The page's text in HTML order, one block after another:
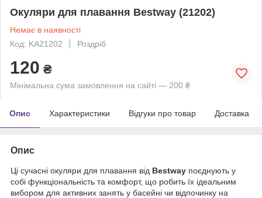
Окуляри для плавання Bestway (21202)
Немає в наявності
Код: KA21202
Роздріб
120 ₴
Мінімальна сума замовлення на сайті — 200 ₴
Опис Характеристики Відгуки про товар Доставка
Опис
Ці сучасні окуляри для плавання від Bestway поєднують у
собі функціональність та комфорт, що робить їх ідеальним
вибором для активних занять у басейні чи відпочинку на